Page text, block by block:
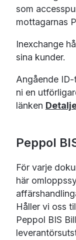
som
mottagarnas
Inexchange
sina kunder.
Angående
ni en
länken
Peppol
För varje
här
Håller vi oss
Peppol BIS